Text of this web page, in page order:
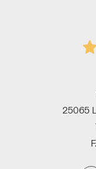
25065